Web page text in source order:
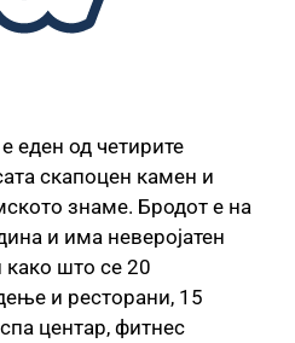
е еден од четирите
скапоцен камен и
знаме. Бродот е на
и има неверојатен
како што се 20
и ресторани, 15
центар, фитнес